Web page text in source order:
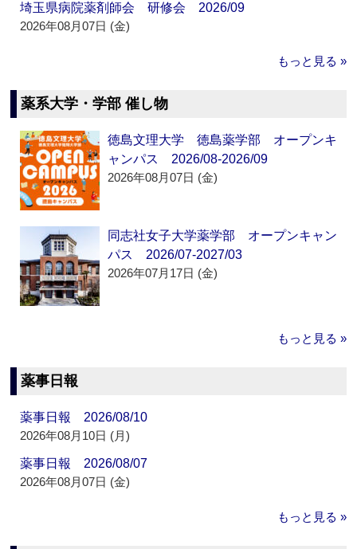
埼玉県病院薬剤師会 研修会 2026/09
2026年08月07日 (金)
もっと見る »
薬系大学・学部 催し物
徳島文理大学 徳島薬学部 オープンキ
ャンパス 2026/08-2026/09
2026年08月07日 (金)
同志社女子大学薬学部 オープンキャン
パス 2026/07-2027/03
2026年07月17日 (金)
もっと見る »
薬事日報
薬事日報 2026/08/10
2026年08月10日 (月)
薬事日報 2026/08/07
2026年08月07日 (金)
もっと見る »